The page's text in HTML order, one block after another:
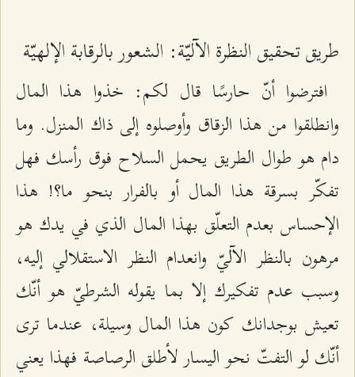
طريق تحقيق النظرة الآليّة: الشعور بالرقابة الإلهيّة
افترضوا أنّ حارسًا قال لكم: خذوا هذا المال
وانطلقوا من هذا الزقاق وأوصلوه إلى ذاك المنزل. وما
دام هو طوال الطريق يحمل السلاح فوق رأسك فهل
تفكّر بسرقة هذا المال أو بالفرار بنحو ما؟! هذا
الإحساس بعدم التعلّق بهذا المال الذي في يدك هو
مرهون بالنظر الآليّ وانعدام النظر الاستقلالي إليه،
وسبب عدم تفكيرك إلا بما يقوله الشرطيّ هو أنّك
تعيش بوجدانك كون هذا المال وسيلة، عندما ترى
أنّك لو التفتّ نحو اليسار لأطلق الرصاصة فهذا يعني